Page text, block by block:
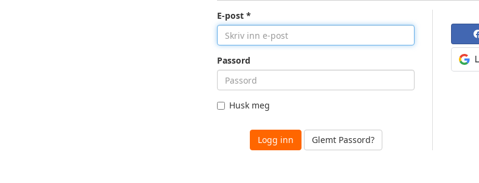
E-post *
Passord
Husk meg
Glemt Passord?